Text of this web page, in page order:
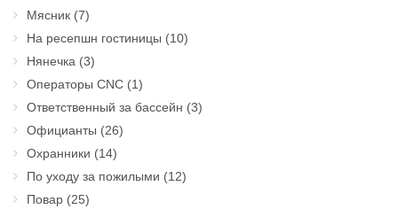
Мясник (7)
На ресепшн гостиницы (10)
Нянечка (3)
Операторы CNC (1)
Ответственный за бассейн (3)
Официанты (26)
Охранники (14)
По уходу за пожилыми (12)
Повар (25)